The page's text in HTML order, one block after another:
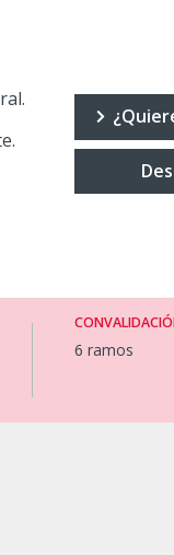
6 ramos